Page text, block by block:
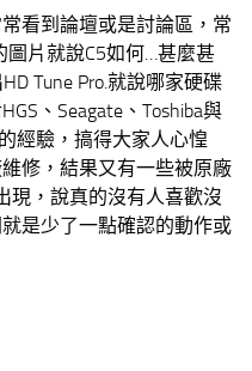
看到論壇或是討論區，常
圖片就說C5如何…甚麼甚
Tune Pro.就說哪家硬碟
、Seagate、Toshiba與
經驗，搞得大家人心惶
修，結果又有一些被原廠
現，說真的沒有人喜歡沒
是少了一點確認的動作或